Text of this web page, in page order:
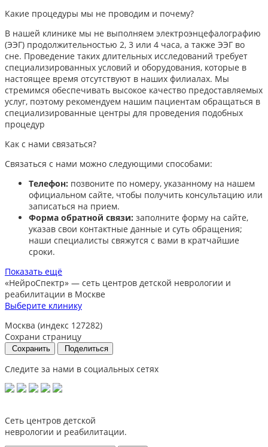
Какие процедуры мы не проводим и почему?
В нашей клинике мы не выполняем электроэнцефалографию
(ЭЭГ) продолжительностью 2, 3 или 4 часа, а также ЭЭГ во
сне. Проведение таких длительных исследований требует
специализированных условий и оборудования, которые в
настоящее время отсутствуют в наших филиалах. Мы
стремимся обеспечивать высокое качество предоставляемых
услуг, поэтому рекомендуем нашим пациентам обращаться в
специализированные центры для проведения подобных
процедур
Как с нами связаться?
Связаться с нами можно следующими способами:​
Телефон: позвоните по номеру, указанному на нашем
официальном сайте, чтобы получить консультацию или
записаться на прием.​
Форма обратной связи: заполните форму на сайте,
указав свои контактные данные и суть обращения;
наши специалисты свяжутся с вами в кратчайшие
сроки.​
Показать ещё
«НейроСпектр» — сеть центров детской неврологии и
реабилитации в Москве
Выберите клинику
Москва (индекс 127282)
Сохрани страницу
Сохранить Поделиться
Следите за нами в социальных сетях
Сеть центров детской
неврологии и реабилитации.